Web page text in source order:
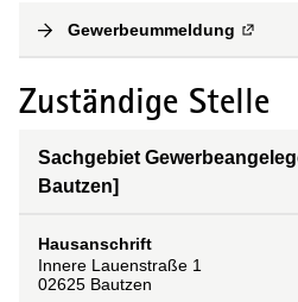
Gewerbeummeldung
Zuständige Stelle
Sachgebiet
Bautzen]
Hausanschrift
Innere Lauenstraße 1
02625 Bautzen